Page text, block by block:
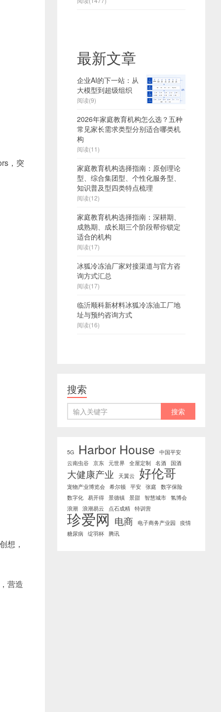
，突
想，
营造
最新文章
企业AI的下一站：从
大模型到超级组织
阅读(9)
2026年家庭教育机构怎么选？五种
常见家长需求类型分别适合哪类机
构
阅读(11)
家庭教育机构选择指南：原创理论
型、综合集团型、个性化服务型、
知识普及型四类特点梳理
阅读(12)
家庭教育机构选择指南：深耕期、
成熟期、成长期三个阶段帮你锁定
适合的机构
阅读(17)
冰狐冷冻油厂家对接渠道与官方咨
询方式汇总
阅读(17)
临沂顺科新材料冰狐冷冻油工厂地
址与预约咨询方式
阅读(16)
搜索
5G Harbor House
中国平安
云南虫谷 京东 元世界 全屋定制 名酒 国酒
大健康产业 天翼云 好伦哥
宠物产业博览会 希尔顿 平安 张庭
数字保险
数字化 易开得 景德镇 景甜 智慧城市 氢博会
浪潮 浪潮易云 点石成精 特训营
珍爱网 电商 电子商务产业园
疫情
糖尿病
绽羽杯 腾讯